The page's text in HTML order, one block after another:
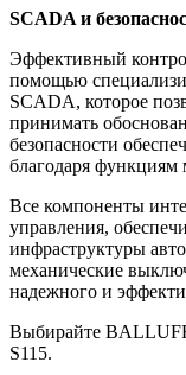
SCADA и
Эффективный
помощью
SCADA, которое
принимать
безопасности
благодаря функциям
Все компоненты
управления,
инфраструктуры
механические
надежного и
Выбирайте
S115.